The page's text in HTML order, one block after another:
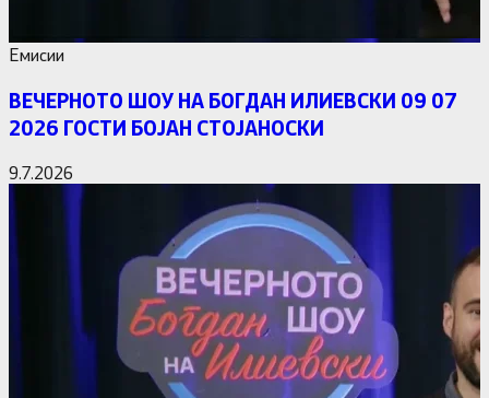
Емисии
ВЕЧЕРНОТО ШОУ НА БОГДАН ИЛИЕВСКИ 09 07
2026 ГОСТИ БОЈАН СТОЈАНОСКИ
9.7.2026